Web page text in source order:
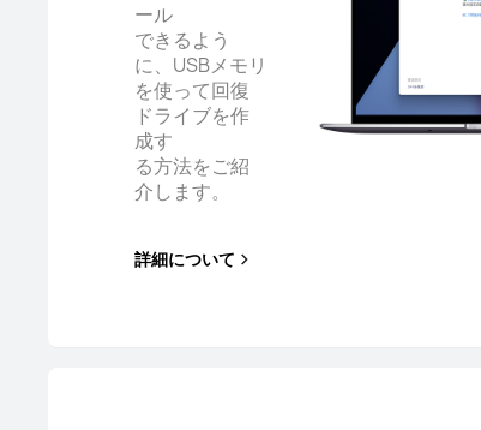
ール
できるよう
に、USBメモリ
を使って回復
ドライブを作
成す
る方法をご紹
介します。
詳細について